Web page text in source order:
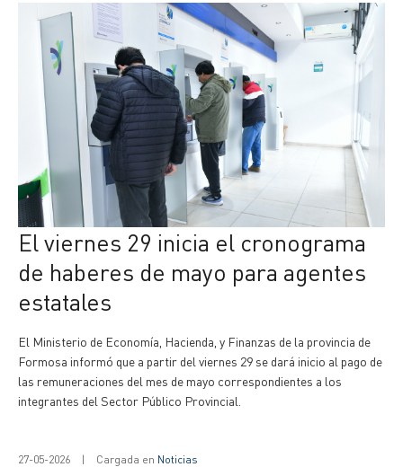
El viernes 29 inicia el cronograma
de haberes de mayo para agentes
estatales
El Ministerio de Economía, Hacienda, y Finanzas de la provincia de
Formosa informó que a partir del viernes 29 se dará inicio al pago de
las remuneraciones del mes de mayo correspondientes a los
integrantes del Sector Público Provincial.
27-05-2026 | Cargada en Noticias